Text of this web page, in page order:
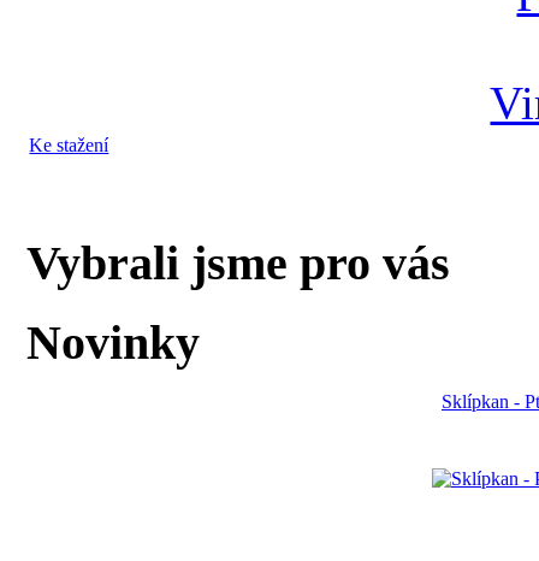
Ke stažení
Vybrali jsme pro vás
Novinky
Sklípkan -